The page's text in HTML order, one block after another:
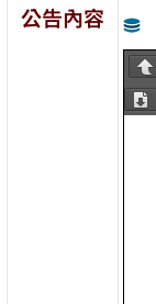
公告內容